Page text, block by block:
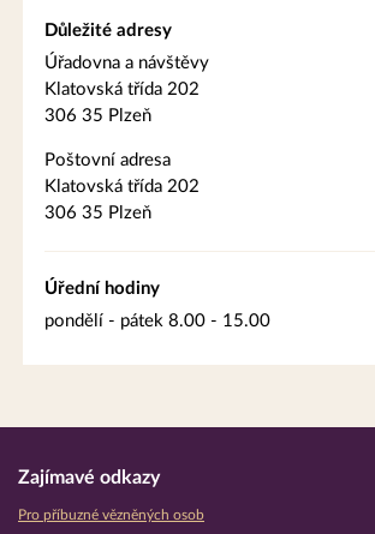
Důležité adresy
Úřadovna a návštěvy
Klatovská třída 202
306 35 Plzeň
Poštovní adresa
Klatovská třída 202
306 35 Plzeň
Úřední hodiny
pondělí - pátek 8.00 - 15.00
Zajímavé odkazy
Pro příbuzné vězněných osob